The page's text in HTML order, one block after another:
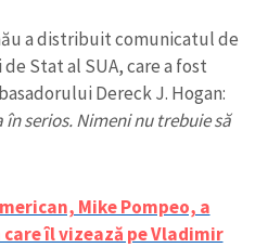
a distribuit comunicatul de
Stat al SUA, care a fost
Dereck J. Hogan:
serios. Nimeni nu trebuie să
Mike Pompeo, a
îl vizează pe Vladimir